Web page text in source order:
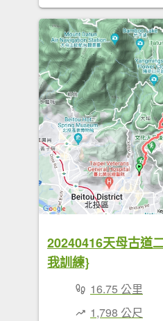
20240416天母古道
我訓練}
16.75 公里
1,798 公尺